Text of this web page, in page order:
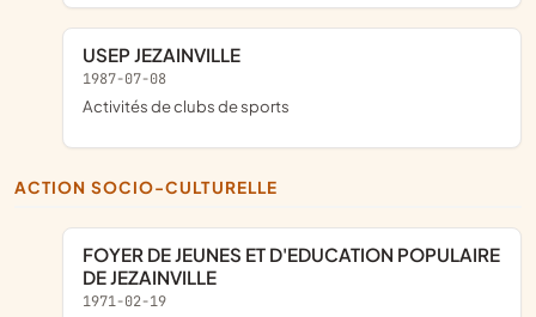
USEP JEZAINVILLE
1987-07-08
Activités de clubs de sports
ACTION SOCIO-CULTURELLE
FOYER DE JEUNES ET D'EDUCATION POPULAIRE
DE JEZAINVILLE
1971-02-19